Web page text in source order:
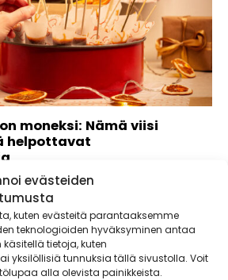
evästeiden
kuten evästeitä parantaaksemme
teknologioiden hyväksyminen antaa
tietoja, kuten
yksilöllisiä tunnuksia tällä sivustolla. Voit
alla olevista painikkeista.
moneksi: Nämä viisi
helpottavat
kaikkea ruokajuhla, jota
Kotikokin paras apuri on...